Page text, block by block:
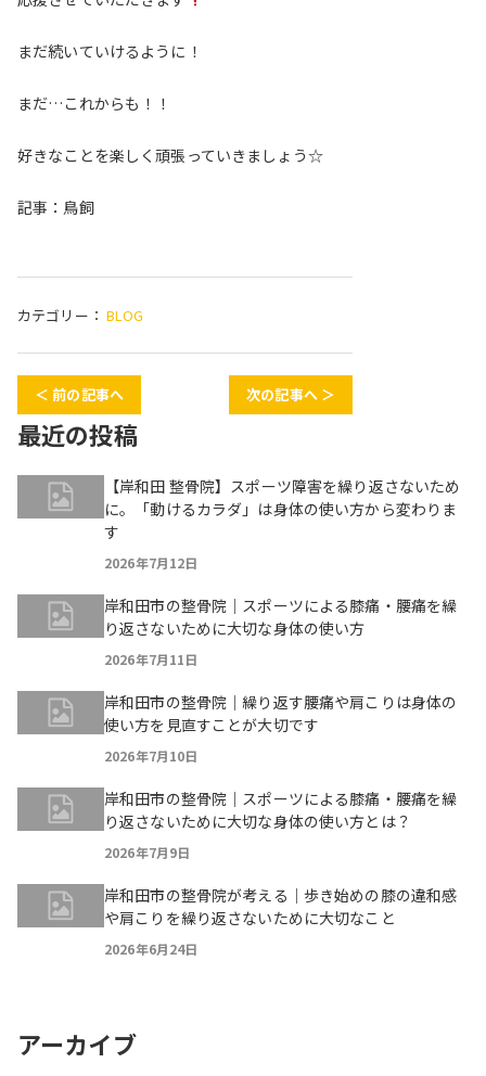
まだ続いていけるように！
まだ…これからも！！
好きなことを楽しく頑張っていきましょう☆
記事：鳥飼
カテゴリー： BLOG
＜ 前の記事へ 次の記事へ ＞
最近の投稿
【岸和田 整骨院】スポーツ障害を繰り返さないため
に。「動けるカラダ」は身体の使い方から変わりま
す
2026年7月12日
岸和田市の整骨院｜スポーツによる膝痛・腰痛を繰
り返さないために大切な身体の使い方
2026年7月11日
岸和田市の整骨院｜繰り返す腰痛や肩こりは身体の
使い方を見直すことが大切です
2026年7月10日
岸和田市の整骨院｜スポーツによる膝痛・腰痛を繰
り返さないために大切な身体の使い方とは？
2026年7月9日
岸和田市の整骨院が考える｜歩き始めの膝の違和感
や肩こりを繰り返さないために大切なこと
2026年6月24日
アーカイブ